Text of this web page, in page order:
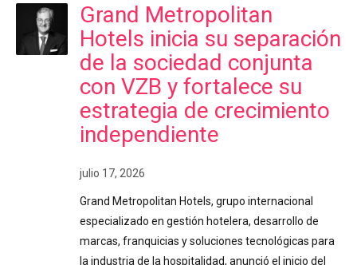
Grand Metropolitan
Hotels inicia su separación
de la sociedad conjunta
con VZB y fortalece su
estrategia de crecimiento
independiente
julio 17, 2026
Grand Metropolitan Hotels, grupo internacional
especializado en gestión hotelera, desarrollo de
marcas, franquicias y soluciones tecnológicas para
la industria de la hospitalidad, anunció el inicio del